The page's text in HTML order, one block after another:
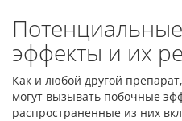
эффекты и их
Как и любой другой
могут вызывать побочные
распространенные из них